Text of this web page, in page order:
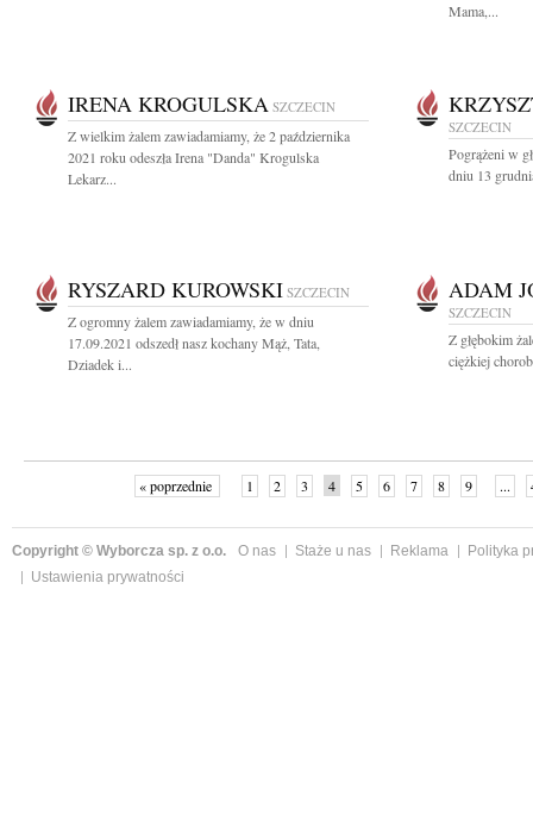
Mama,...
IRENA KROGULSKA SZCZECIN
Z wielkim żalem zawiadamiamy, że 2 października
2021 roku odeszła Irena "Danda" Krogulska
Lekarz...
SZCZECIN
Pogrążeni w
dniu 13
RYSZARD KUROWSKI SZCZECIN
Z ogromny żalem zawiadamiamy, że w dniu
17.09.2021 odszedł nasz kochany Mąż, Tata,
Dziadek i...
ADAM
SZCZECIN
Z głębokim
ciężkiej
« poprzednie 1 2 3 4 5 6 7 8 9 ...
Copyright © Wyborcza sp. z o.o. O nas Staże u nas Reklama
Polityka
Ustawienia prywatności